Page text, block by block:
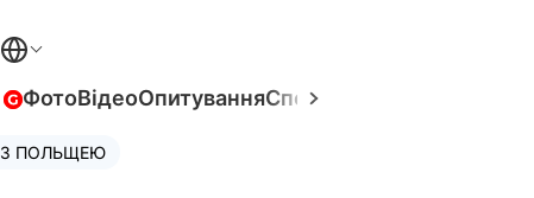
ФотоВідеоОпитуванняСпецпроєкти
ПОЛЬЩЕЮ